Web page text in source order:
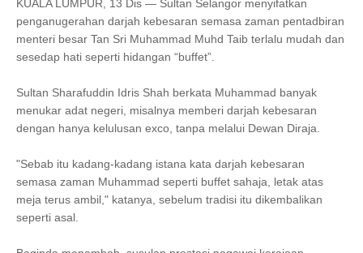
KUALA LUMPUR, 13 Dis — Sultan Selangor menyifatkan
penganugerahan darjah kebesaran semasa zaman pentadbiran
menteri besar Tan Sri Muhammad Muhd Taib terlalu mudah dan
sesedap hati seperti hidangan “buffet”.
Sultan Sharafuddin Idris Shah berkata Muhammad banyak
menukar adat negeri, misalnya memberi darjah kebesaran
dengan hanya kelulusan exco, tanpa melalui Dewan Diraja.
"Sebab itu kadang-kadang istana kata darjah kebesaran
semasa zaman Muhammad seperti buffet sahaja, letak atas
meja terus ambil," katanya, sebelum tradisi itu dikembalikan
seperti asal.